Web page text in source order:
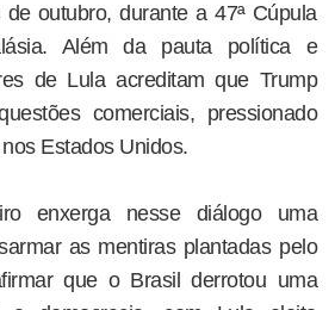
outubro, durante a 47ª Cúpula
Além da pauta política e
de Lula acreditam que Trump
comerciais, pressionado
Estados Unidos.
enxerga nesse diálogo uma
as mentiras plantadas pelo
que o Brasil derrotou uma